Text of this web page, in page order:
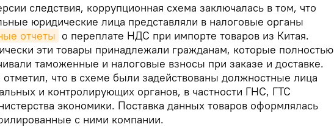
следствия, коррупционная схема заключалась в том, что
юридические лица представляли в налоговые органы
отчеты о переплате НДС при импорте товаров из Китая.
эти товары принадлежали гражданам, которые полностью
таможенные и налоговые взносы при заказе и доставке.
что в схеме были задействованы должностные лица
и контролирующих органов, в частности ГНС, ГТС
экономики. Поставка данных товаров оформлялась
с ними компании.